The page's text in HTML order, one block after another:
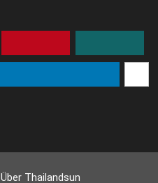
Über Thailandsun